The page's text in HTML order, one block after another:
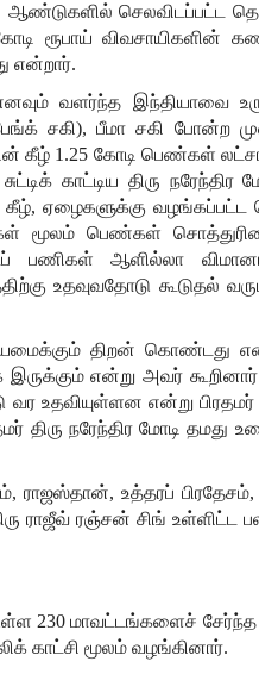
ஆண்டுகளில் செலவிடப்பட்ட
ரூபாய் விவசாயிகளின்
என்றார்.
வளர்ந்த இந்தியாவை
சகி),பீமா சகி போன்ற
கீழ் 1.25 கோடி பெண்கள்
சுட்டிக் காட்டிய திரு நரேந்திர
கீழ், ஏழைகளுக்கு வழங்கப்பட்ட
மூலம் பெண்கள்
பணிகள் ஆளில்லா
உதவுவதோடு கூடுதல்
திறன் கொண்டது
இருக்கும் என்று அவர் கூறினார்
வர உதவியுள்ளன என்று பிரதமர்
திரு நரேந்திர மோடி தமது
, ராஜஸ்தான், உத்தரப் பிரதேசம்,
ராஜீவ் ரஞ்சன் சிங் உள்ளிட்ட
230மாவட்டங்களைச் சேர்ந்த
காட்சி மூலம் வழங்கினார்.